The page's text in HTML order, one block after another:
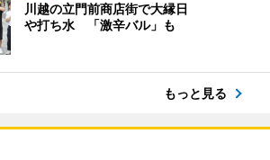
川越の立門前商店街で大縁日
や打ち水 「激辛バル」も
もっと見る